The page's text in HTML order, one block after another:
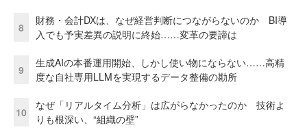
8
財務・会計DXは、なぜ経営判断につながらないのか BI導
入でも予実差異の説明に終始……変革の要諦は
9
生成AIの本番運用開始、しかし使い物にならない……高精
度な自社専用LLMを実現するデータ整備の勘所
10
なぜ「リアルタイム分析」は広がらなかったのか 技術よ
りも根深い、“組織の壁”